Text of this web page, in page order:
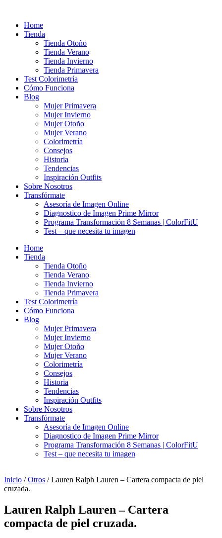
contenidoHome
Tienda
Tienda Otoño
Tienda Verano
Tienda Invierno
Tienda Primavera
Test Colorimetría
Cómo Funciona
Blog
Mujer Primavera
Mujer Invierno
Mujer Otoño
Mujer Verano
Colorimetría
Consejos
Historia
Tendencias
Inspiración Outfits
Sobre Nosotros
Transfórmate
Asesoría de Imagen Online
Diagnostico de Imagen Prime Mirror
Programa Transformación 8 Semanas | ColorFitU
Test – que necesita tu imagen
Home
Tienda
Tienda Otoño
Tienda Verano
Tienda Invierno
Tienda Primavera
Test Colorimetría
Cómo Funciona
Blog
Mujer Primavera
Mujer Invierno
Mujer Otoño
Mujer Verano
Colorimetría
Consejos
Historia
Tendencias
Inspiración Outfits
Sobre Nosotros
Transfórmate
Asesoría de Imagen Online
Diagnostico de Imagen Prime Mirror
Programa Transformación 8 Semanas | ColorFitU
Test – que necesita tu imagen
Inicio /Otros / Lauren Ralph Lauren – Cartera compacta de piel
cruzada.
Lauren Ralph Lauren – Cartera
compacta de piel cruzada.